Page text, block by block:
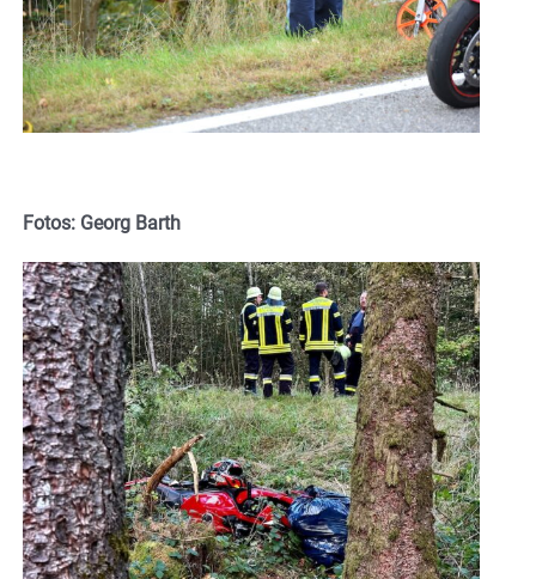
Fotos: Georg Barth